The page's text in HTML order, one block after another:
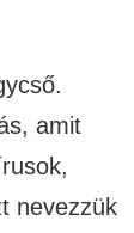
amit
nevezzük